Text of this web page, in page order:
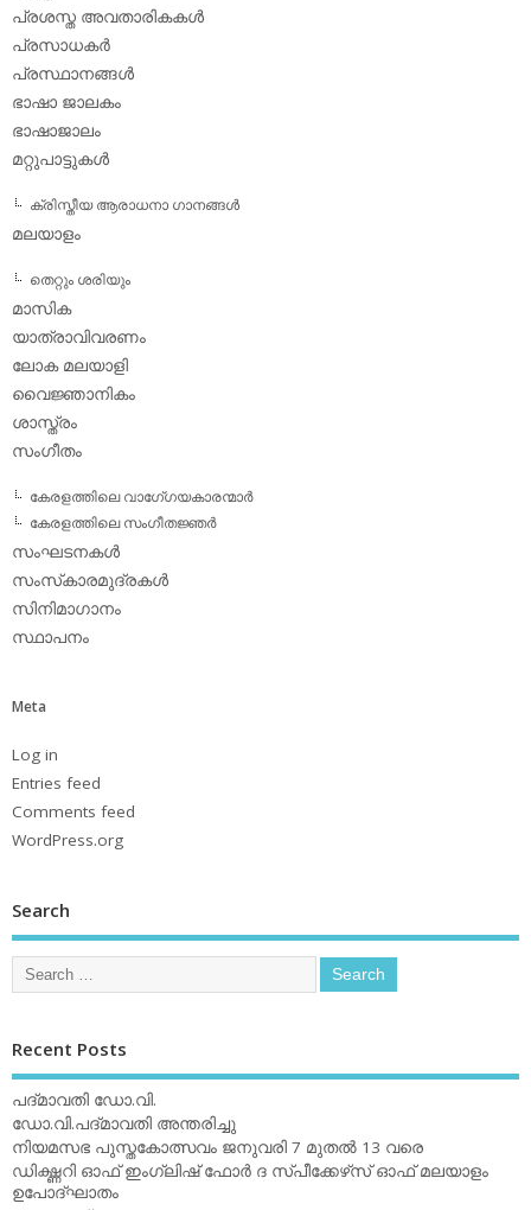
പ്രശസ്ത അവതാരികകള്‍
പ്രസാധകര്‍
പ്രസ്ഥാനങ്ങള്‍
ഭാഷാ ജാലകം
ഭാഷാജാലം
മറ്റുപാട്ടുകള്‍
ക്രിസ്തീയ ആരാധനാ ഗാനങ്ങള്‍
മലയാളം
തെറ്റും ശരിയും
മാസിക
യാത്രാവിവരണം
ലോക മലയാളി
വൈജ്ഞാനികം
ശാസ്ത്രം
സംഗീതം
കേരളത്തിലെ വാഗേ്ഗയകാരന്മാര്‍
കേരളത്തിലെ സംഗീതജ്ഞര്‍
സംഘടനകള്‍
സംസ്‌കാരമുദ്രകള്‍
സിനിമാഗാനം
സ്ഥാപനം
Meta
Log in
Entries feed
Comments feed
WordPress.org
Search
Recent Posts
പദ്മാവതി ഡോ.വി.
ഡോ.വി.പദ്മാവതി അന്തരിച്ചു
നിയമസഭ പുസ്തകോത്സവം ജനുവരി 7 മുതല്‍ 13 വരെ
ഡിക്ഷ്ണറി ഓഫ് ഇംഗ്ലിഷ് ഫോര്‍ ദ സ്പീക്കേഴ്‌സ് ഓഫ് മലയാളം
ഉപോദ്ഘാതം